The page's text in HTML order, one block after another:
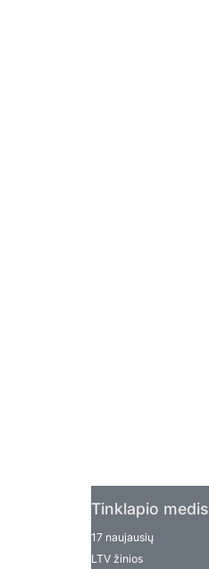
Tinklapio medis
17 naujausių
LTV žinios